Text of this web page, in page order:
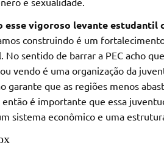
esse vigoroso levante estudantil
construindo é um
sentido de barrar a PEC acho
vendo é uma organização da
garante que as regiões menos
então é importante que essa
sistema econômico e uma